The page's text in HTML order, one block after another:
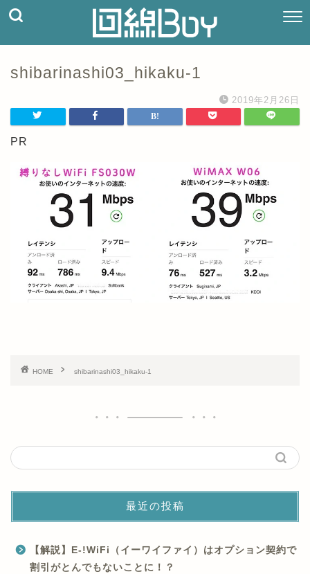
shibarinashi03_hikaku-1
2019年2月26日
HOME shibarinashi03_hikaku-1
最近の投稿
【解説】E-!WiFi（イーワイファイ）はオプション契約で
割引がとんでもないことに！？